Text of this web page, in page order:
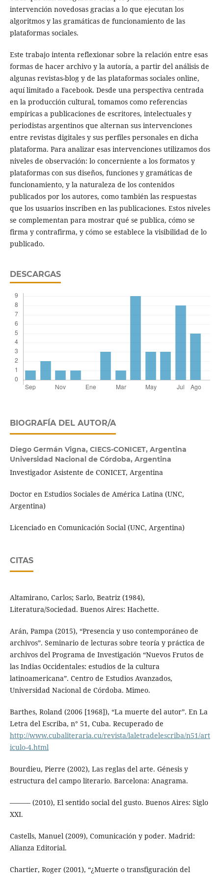
intervención novedosas gracias a lo que ejecutan los
algoritmos y las gramáticas de funcionamiento de las
plataformas sociales.
Este trabajo intenta reflexionar sobre la relación entre esas
formas de hacer archivo y la autoría, a partir del análisis de
algunas revistas-blog y de las plataformas sociales online,
aquí limitado a Facebook. Desde una perspectiva centrada
en la producción cultural, tomamos como referencias
empíricas a publicaciones de escritores, intelectuales y
periodistas argentinos que alternan sus intervenciones
entre revistas digitales y sus perfiles personales en dicha
plataforma. Para analizar esas intervenciones utilizamos dos
niveles de observación: lo concerniente a los formatos y
plataformas con sus diseños, funciones y gramáticas de
funcionamiento, y la naturaleza de los contenidos
publicados por los autores, como también las respuestas
que los usuarios inscriben en las publicaciones. Estos niveles
se complementan para mostrar qué se publica, cómo se
firma y contrafirma, y cómo se establece la visibilidad de lo
publicado.
DESCARGAS
BIOGRAFÍA DEL AUTOR/A
Diego Germán Vigna, CIECS-CONICET, Argentina
Universidad Nacional de Córdoba, Argentina
Investigador Asistente de CONICET, Argentina
Doctor en Estudios Sociales de América Latina (UNC,
Argentina)
Licenciado en Comunicación Social (UNC, Argentina)
CITAS
Altamirano, Carlos; Sarlo, Beatriz (1984),
Literatura/Sociedad. Buenos Aires: Hachette.
Arán, Pampa (2015), “Presencia y uso contemporáneo de
archivos”. Seminario de lecturas sobre teoría y práctica de
archivos del Programa de Investigación “Nuevos Frutos de
las Indias Occidentales: estudios de la cultura
latinoamericana”. Centro de Estudios Avanzados,
Universidad Nacional de Córdoba. Mimeo.
Barthes, Roland (2006 [1968]), “La muerte del autor”. En La
Letra del Escriba, n° 51, Cuba. Recuperado de
http://www.cubaliteraria.cu/revista/laletradelescriba/n51/art
iculo-4.html
Bourdieu, Pierre (2002), Las reglas del arte. Génesis y
estructura del campo literario. Barcelona: Anagrama.
–––––– (2010), El sentido social del gusto. Buenos Aires: Siglo
XXI.
Castells, Manuel (2009), Comunicación y poder. Madrid:
Alianza Editorial.
Chartier, Roger (2001), “¿Muerte o transfiguración del